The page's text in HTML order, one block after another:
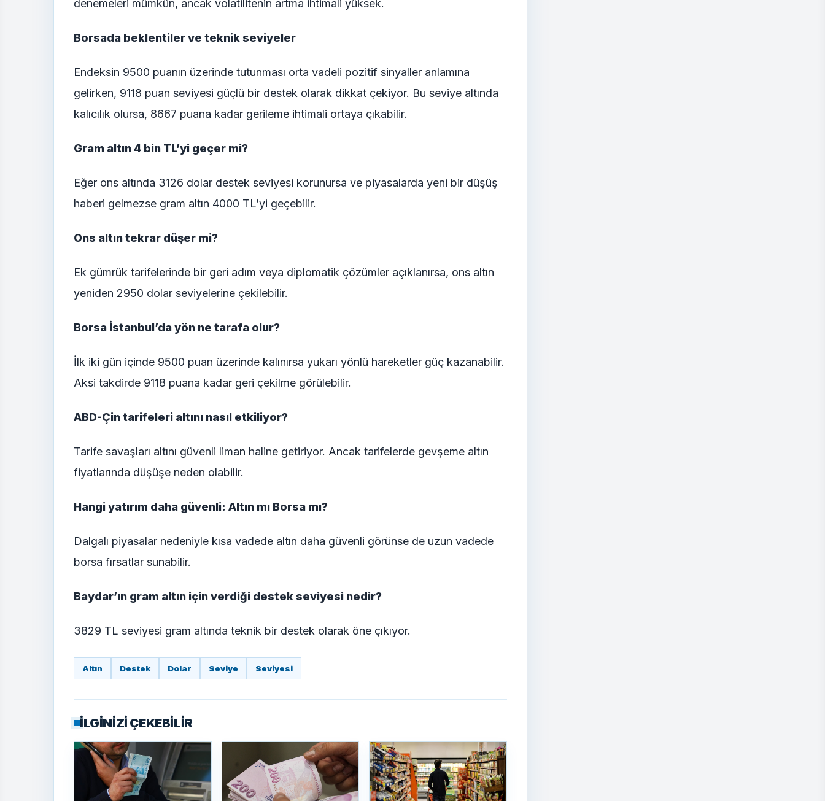
denemeleri mümkün, ancak volatilitenin artma ihtimali yüksek.
Borsada beklentiler ve teknik seviyeler
Endeksin 9500 puanın üzerinde tutunması orta vadeli pozitif sinyaller anlamına
gelirken, 9118 puan seviyesi güçlü bir destek olarak dikkat çekiyor. Bu seviye altında
kalıcılık olursa, 8667 puana kadar gerileme ihtimali ortaya çıkabilir.
Gram altın 4 bin TL’yi geçer mi?
Eğer ons altında 3126 dolar destek seviyesi korunursa ve piyasalarda yeni bir düşüş
haberi gelmezse gram altın 4000 TL’yi geçebilir.
Ons altın tekrar düşer mi?
Ek gümrük tarifelerinde bir geri adım veya diplomatik çözümler açıklanırsa, ons altın
yeniden 2950 dolar seviyelerine çekilebilir.
Borsa İstanbul’da yön ne tarafa olur?
İlk iki gün içinde 9500 puan üzerinde kalınırsa yukarı yönlü hareketler güç kazanabilir.
Aksi takdirde 9118 puana kadar geri çekilme görülebilir.
ABD-Çin tarifeleri altını nasıl etkiliyor?
Tarife savaşları altını güvenli liman haline getiriyor. Ancak tarifelerde gevşeme altın
fiyatlarında düşüşe neden olabilir.
Hangi yatırım daha güvenli: Altın mı Borsa mı?
Dalgalı piyasalar nedeniyle kısa vadede altın daha güvenli görünse de uzun vadede
borsa fırsatlar sunabilir.
Baydar’ın gram altın için verdiği destek seviyesi nedir?
3829 TL seviyesi gram altında teknik bir destek olarak öne çıkıyor.
Altın Destek Dolar Seviye Seviyesi
İLGİNİZİ ÇEKEBİLİR